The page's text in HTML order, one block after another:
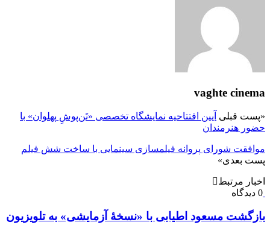
vaghte cinema
«پست قبلی آیین افتتاحیه نمایشگاه‌ تخصصی «تَن‌پوشِ پهلوان» با
حضور هنرمندان
موافقت شورای پروانه فیلمسازی سینمایی با ساخت شش فیلم‌
پست بعدی»
اخبار مرتبط
0 دیدگاه
بازگشت مسعود اطیابی با «نسخهٔ آزمایشی» به تلویزیون